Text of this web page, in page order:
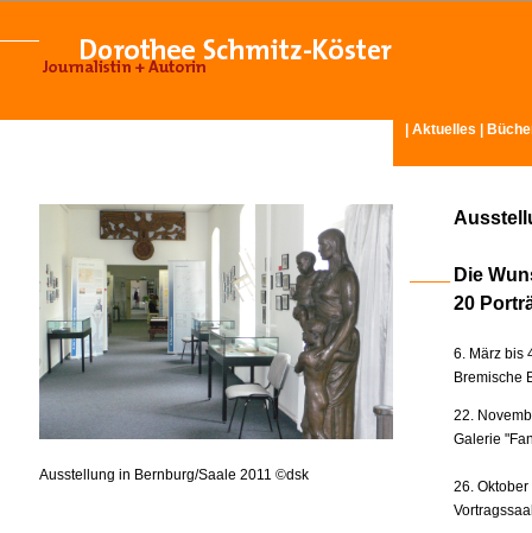
Aktuelles
Ausstellung in Bernburg/Saale 2011 ©dsk
Die
20
6. März bis
Bremische
22.
Galerie
26.